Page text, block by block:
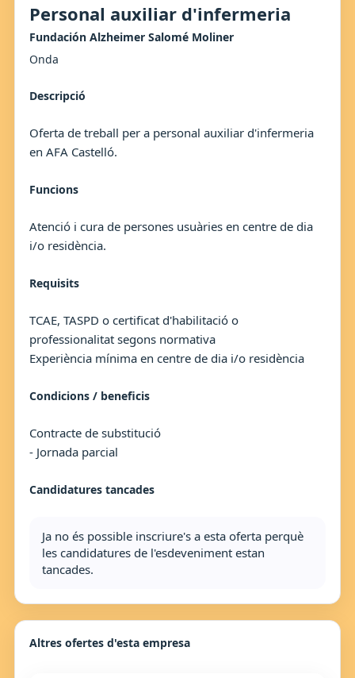
Personal auxiliar d'infermeria
Fundación Alzheimer Salomé Moliner
Onda
Descripció
Oferta de treball per a personal auxiliar d'infermeria
en AFA Castelló.
Funcions
Atenció i cura de persones usuàries en centre de dia
i/o residència.
Requisits
TCAE, TASPD o certificat d'habilitació o
professionalitat segons normativa
Experiència mínima en centre de dia i/o residència
Condicions / beneficis
Contracte de substitució
- Jornada parcial
Candidatures tancades
Ja no és possible inscriure's a esta oferta perquè
les candidatures de l'esdeveniment estan
tancades.
Altres ofertes d'esta empresa